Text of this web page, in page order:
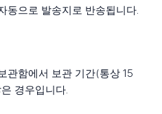
동으로 발송지로 반송됩니다.
관함에서 보관 기간(통상 15
경우입니다.